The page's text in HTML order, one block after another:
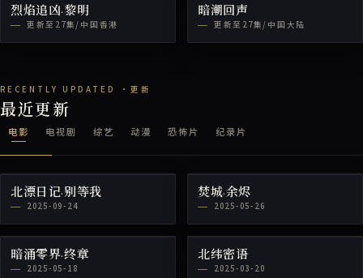
烈焰追凶·黎明
更新至27集/中国香港
暗潮回声
更新至27集/中国大陆
最近更新
电影 电视剧 综艺 动漫 恐怖片 纪录片
北漂日记·别等我
2025-09-24
焚城·余烬
2025-05-26
暗涌零界·终章
2025-05-18
北纬密语
2025-03-20